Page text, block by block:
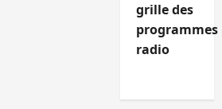
grille des
programmes
radio